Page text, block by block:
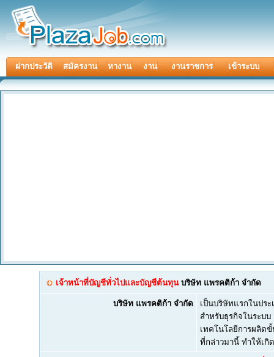
ฝากประวัติ สมัครงาน หางาน งาน งานราชการ เข้าระบบ
เจ้าหน้าที่บัญชีทั่วไปและบัญชีต้นทุนบริษัท แพรคติก้า จำกัด
บริษัท แพรคติก้า จำกัด
เป็นบริษัทแรกในปร
สำหรับธุรกิจในระบบ
เทคโนโลยีการผลิต
ที่กล่าวมานี้ ทำให้เกิ